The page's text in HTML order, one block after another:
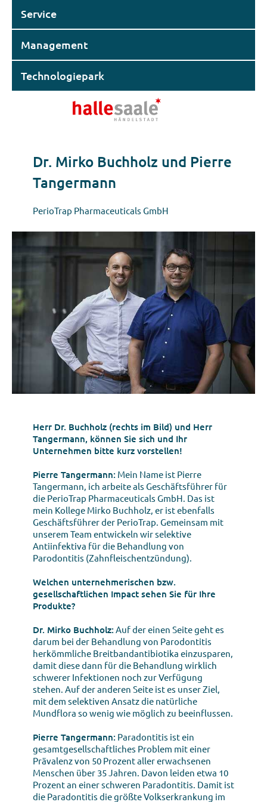
Service
Management
Technologiepark
Dr. Mirko Buchholz und Pierre
Tangermann
PerioTrap Pharmaceuticals GmbH
Herr Dr. Buchholz (rechts im Bild) und Herr
Tangermann, können Sie sich und Ihr
Unternehmen bitte kurz vorstellen!
Pierre Tangermann: Mein Name ist Pierre
Tangermann, ich arbeite als Geschäftsführer für
die PerioTrap Pharmaceuticals GmbH. Das ist
mein Kollege Mirko Buchholz, er ist ebenfalls
Geschäftsführer der PerioTrap. Gemeinsam mit
unserem Team entwickeln wir selektive
Antiinfektiva für die Behandlung von
Parodontitis (Zahnfleischentzündung).
Welchen unternehmerischen bzw.
gesellschaftlichen Impact sehen Sie für Ihre
Produkte?
Dr. Mirko Buchholz: Auf der einen Seite geht es
darum bei der Behandlung von Parodontitis
herkömmliche Breitbandantibiotika einzusparen,
damit diese dann für die Behandlung wirklich
schwerer Infektionen noch zur Verfügung
stehen. Auf der anderen Seite ist es unser Ziel,
mit dem selektiven Ansatz die natürliche
Mundflora so wenig wie möglich zu beeinflussen.
Pierre Tangermann: Paradontitis ist ein
gesamtgesellschaftliches Problem mit einer
Prävalenz von 50 Prozent aller erwachsenen
Menschen über 35 Jahren. Davon leiden etwa 10
Prozent an einer schweren Paradontitis. Damit ist
die Paradontitis die größte Volkserkrankung im